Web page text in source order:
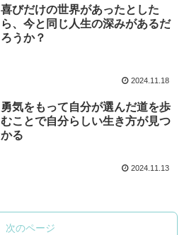
喜びだけの世界があったとした
ら、今と同じ人生の深みがあるだ
ろうか？
2024.11.18
勇気をもって自分が選んだ道を歩
むことで自分らしい生き方が見つ
かる
2024.11.13
次のページ